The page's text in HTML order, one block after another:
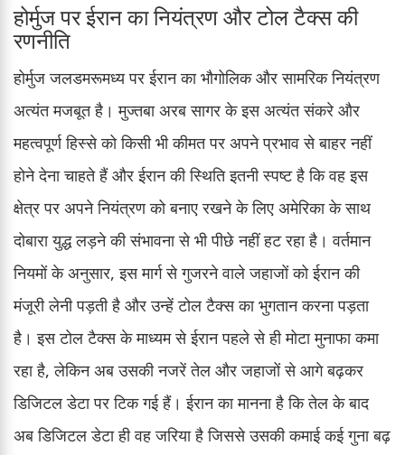
होर्मुज पर ईरान का नियंत्रण और टोल टैक्स की
रणनीति
होर्मुज जलडमरूमध्य पर ईरान का भौगोलिक और सामरिक नियंत्रण
अत्यंत मजबूत है। मुज्तबा अरब सागर के इस अत्यंत संकरे और
महत्वपूर्ण हिस्से को किसी भी कीमत पर अपने प्रभाव से बाहर नहीं
होने देना चाहते हैं और ईरान की स्थिति इतनी स्पष्ट है कि वह इस
क्षेत्र पर अपने नियंत्रण को बनाए रखने के लिए अमेरिका के साथ
दोबारा युद्ध लड़ने की संभावना से भी पीछे नहीं हट रहा है। वर्तमान
नियमों के अनुसार, इस मार्ग से गुजरने वाले जहाजों को ईरान की
मंजूरी लेनी पड़ती है और उन्हें टोल टैक्स का भुगतान करना पड़ता
है। इस टोल टैक्स के माध्यम से ईरान पहले से ही मोटा मुनाफा कमा
रहा है, लेकिन अब उसकी नजरें तेल और जहाजों से आगे बढ़कर
डिजिटल डेटा पर टिक गई हैं। ईरान का मानना है कि तेल के बाद
अब डिजिटल डेटा ही वह जरिया है जिससे उसकी कमाई कई गुना बढ़